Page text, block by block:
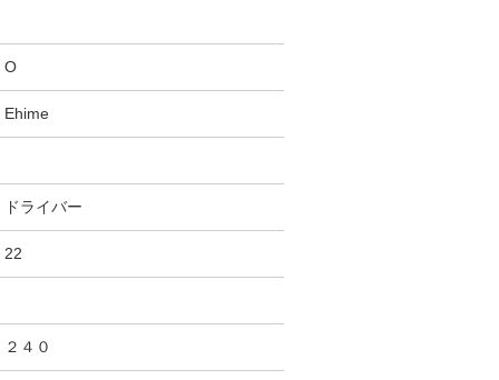
O
Ehime
ドライバー
22
２４０